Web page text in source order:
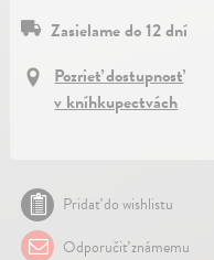
Zasielame do 12 dní
Pozrieť dostupnosť
v kníhkupectvách
Pridať do wishlistu
Odporučiť známemu